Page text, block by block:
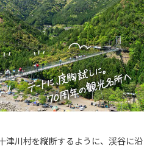
津川村を縦断するように、渓谷に沿